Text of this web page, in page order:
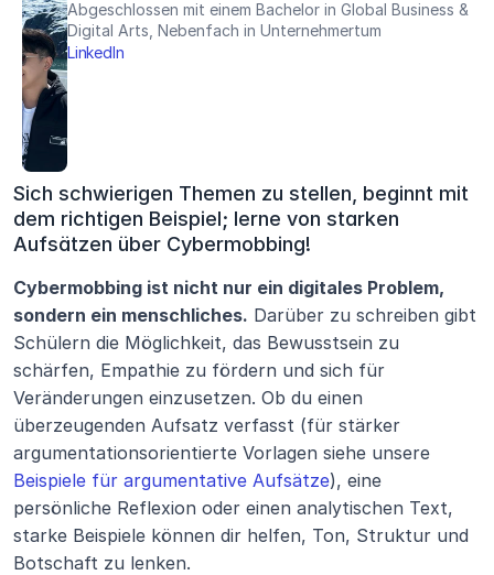
Abgeschlossen mit einem Bachelor in Global Business &
Digital Arts, Nebenfach in Unternehmertum
LinkedIn
Sich schwierigen Themen zu stellen, beginnt mit
dem richtigen Beispiel; lerne von starken
Aufsätzen über Cybermobbing!
Cybermobbing ist nicht nur ein digitales Problem,
sondern ein menschliches. Darüber zu schreiben gibt
Schülern die Möglichkeit, das Bewusstsein zu
schärfen, Empathie zu fördern und sich für
Veränderungen einzusetzen. Ob du einen
überzeugenden Aufsatz verfasst (für stärker
Beispiele für argumentative Aufsätze), eine
persönliche Reflexion oder einen analytischen Text,
starke Beispiele können dir helfen, Ton, Struktur und
Botschaft zu lenken.